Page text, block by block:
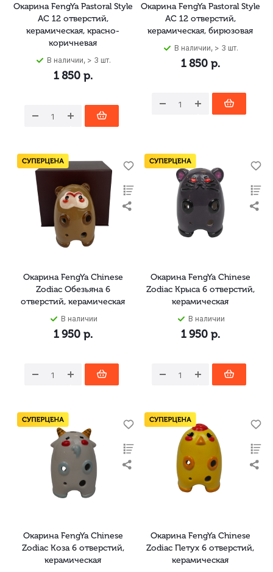
Окарина FengYa Pastoral Style
AC 12 отверстий,
керамическая, красно-
коричневая
В наличии, > 3 шт.
1 850р.
Окарина FengYa Pastoral Style
AC 12 отверстий,
керамическая, бирюзовая
В наличии, > 3 шт.
1 850р.
Окарина FengYa Chinese
Zodiac Обезьяна 6
отверстий, керамическая
В наличии
1 950р.
Окарина FengYa Chinese
Zodiac Крыса 6 отверстий,
керамическая
В наличии
1 950р.
Окарина FengYa Chinese
Zodiac Коза 6 отверстий,
керамическая
Окарина FengYa Chinese
Zodiac Петух 6 отверстий,
керамическая